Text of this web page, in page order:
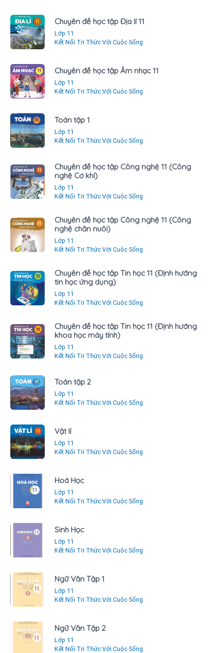
Chuyên đề học tập Địa lí 11
Lớp 11
Kết Nối Tri Thức Với Cuộc Sống
Chuyên đề học tập Âm nhạc 11
Lớp 11
Kết Nối Tri Thức Với Cuộc Sống
Toán tập 1
Lớp 11
Kết Nối Tri Thức Với Cuộc Sống
Chuyên đề học tập Công nghệ 11 (Công
nghệ Cơ khí)
Lớp 11
Kết Nối Tri Thức Với Cuộc Sống
Chuyên đề học tập Công nghệ 11 (Công
nghệ chăn nuôi)
Lớp 11
Kết Nối Tri Thức Với Cuộc Sống
Chuyên đề học tập Tin học 11 (Định hướng
tin học ứng dụng)
Lớp 11
Kết Nối Tri Thức Với Cuộc Sống
Chuyên đề học tập Tin học 11 (Định hướng
khoa học máy tính)
Lớp 11
Kết Nối Tri Thức Với Cuộc Sống
Toán tập 2
Lớp 11
Kết Nối Tri Thức Với Cuộc Sống
Vật lí
Lớp 11
Kết Nối Tri Thức Với Cuộc Sống
Hoá Học
Lớp 11
Kết Nối Tri Thức Với Cuộc Sống
Sinh Học
Lớp 11
Kết Nối Tri Thức Với Cuộc Sống
Ngữ Văn Tập 1
Lớp 11
Kết Nối Tri Thức Với Cuộc Sống
Ngữ Văn Tập 2
Lớp 11
Kết Nối Tri Thức Với Cuộc Sống